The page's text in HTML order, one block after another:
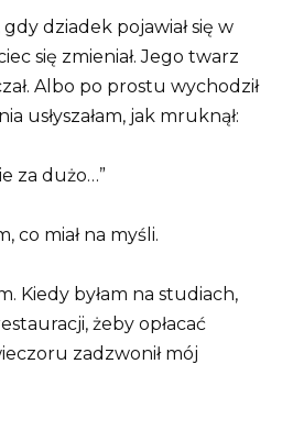
dziadek pojawiał się w
się zmieniał. Jego twarz
Albo po prostu wychodził
usłyszałam, jak mruknął:
za dużo…”
co miał na myśli.
Kiedy byłam na studiach,
żeby opłacać
zadzwonił mój